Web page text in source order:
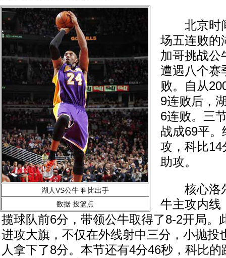
湖人VS公牛 科比出手
数据 投篮点
北京时间
场五连败的
加哥挑战公
遭遇八个赛
败。自从
9连败后，
6连败。三
战成69平。
攻，科比14
助攻。
核心洛尔
牛主攻内线
揽球队前6分，带领公牛取得了8-2开局。
进攻大旗，不仅在外线射中三分，小抛投
人拿下了8分。本节还有4分46秒，科比